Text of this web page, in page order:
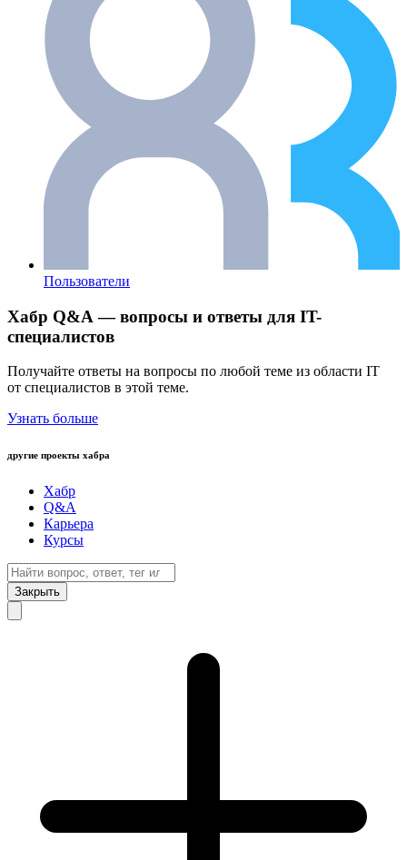
Пользователи
Хабр Q&A — вопросы и ответы для IT-
специалистов
Получайте ответы на вопросы по любой теме из области IT
от специалистов в этой теме.
Узнать больше
другие проекты хабра
Хабр
Q&A
Карьера
Курсы
Закрыть